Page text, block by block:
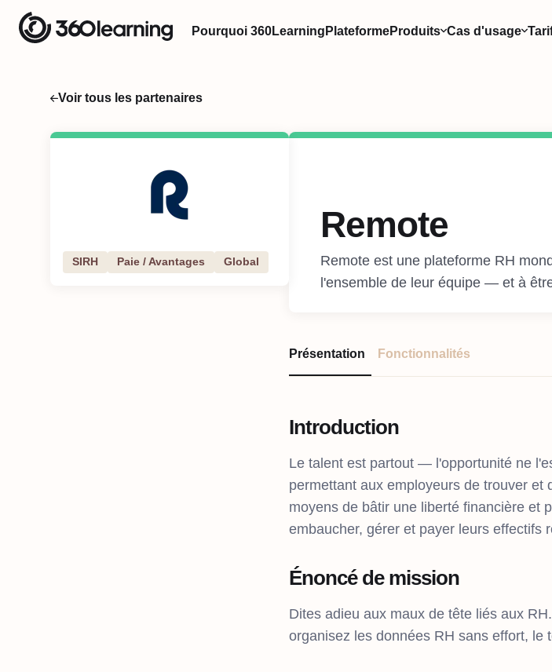
Pourquoi 360Learning PlateformeProduits Cas d'usage
Voir tous les partenaires
SIRH Paie / Avantages Global
Remote
Remote est une plateforme RH
l'ensemble de leur équipe — et à
Présentation Fonctionnalités
Introduction
Le talent est partout — l'opportunité ne
permettant aux employeurs de trouver
moyens de bâtir une liberté financière et
embaucher, gérer et payer leurs effectifs
Énoncé de mission
Dites adieu aux maux de tête liés aux
organisez les données RH sans effort, le